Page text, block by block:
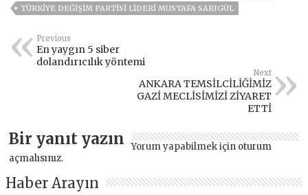
TÜRKIYE DEĞIŞIM PARTISI LIDERI MUSTAFA SARIGÜL
Previous
En yaygın 5 siber
dolandırıcılık yöntemi
Next
ANKARA TEMSİLCİLİĞİMİZ
GAZİ MECLİSİMİZİ ZİYARET
ETTİ
Bir yanıt yazın Yorum yapabilmek için oturum
açmalısınız.
Haber Arayın